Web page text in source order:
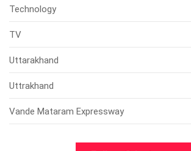
Technology
TV
Uttarakhand
Uttrakhand
Vande Mataram Expressway